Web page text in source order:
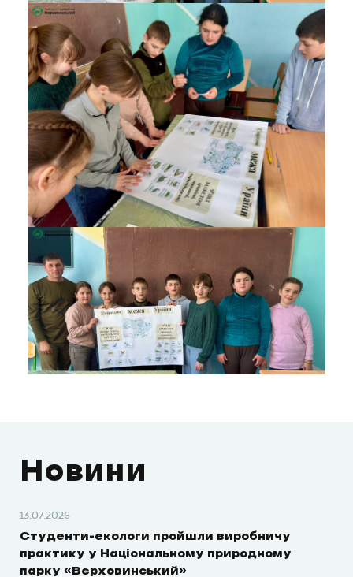
Новини
13.07.2026
Студенти-екологи пройшли виробничу
практику у Національному природному
парку «Верховинський»